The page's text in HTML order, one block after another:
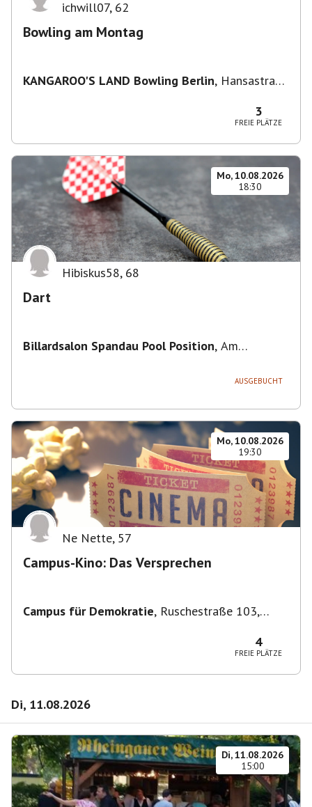
ichwill07, 62
Bowling am Montag
KANGAROO'S LAND Bowling Berlin, Hansastraße
3
FREIE PLÄTZE
Mo, 10.08.2026
18:30
Hibiskus58, 68
Dart
Billardsalon Spandau Pool Position, Am
AUSGEBUCHT
Mo, 10.08.2026
19:30
Ne Nette, 57
Campus-Kino: Das Versprechen
Campus für Demokratie, Ruschestraße 103,
4
FREIE PLÄTZE
Di, 11.08.2026
Di, 11.08.2026
15:00